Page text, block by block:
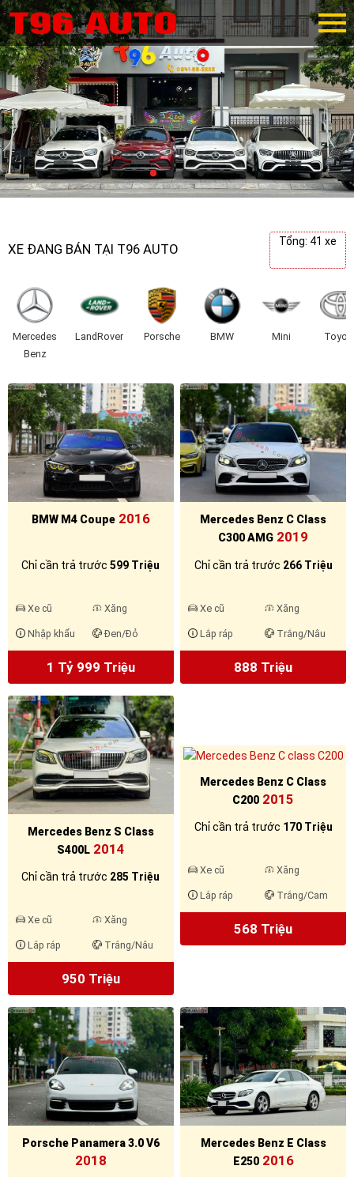
XE ĐANG BÁN TẠI T96 AUTO Tổng: 41 xe
Mercedes
Benz
LandRover Porsche BMW Mini
BMW M4 Coupe2016
Chỉ cần trả trước599 Triệu
Xe cũ Xăng
Nhập khẩu Đen/Đỏ
1 Tỷ 999 Triệu
Mercedes Benz C Class
C300 AMG 2019
Chỉ cần trả trước 266 Triệu
Xe cũ Xăng
Lắp ráp Trắng/Nâu
888 Triệu
Mercedes Benz S Class
S400L2014
Chỉ cần trả trước 285 Triệu
Xe cũ Xăng
Lắp ráp Trắng/Nâu
950 Triệu
Mercedes Benz C Class
C200 2015
Chỉ cần trả trước 170 Triệu
Xe cũ Xăng
Lắp ráp Trắng/Cam
568 Triệu
Porsche Panamera 3.0 V6
2018
Mercedes Benz E Class
E2502016